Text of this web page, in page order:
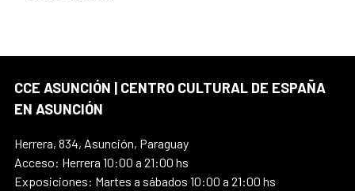
CCE ASUNCIÓN | CENTRO CULTURAL DE ESPAÑA
EN ASUNCIÓN
Herrera, 834, Asunción, Paraguay
Acceso: Herrera 10:00 a 21:00 hs
Exposiciones: Martes a sábados 10:00 a 21:00 hs